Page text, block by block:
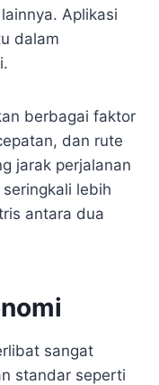
Aplikasi
dalam
berbagai faktor
dan rute
jarak perjalanan
lebih
antara dua
sangat
standar seperti